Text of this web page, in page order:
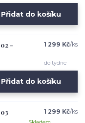
Přidat do košíku
-
1 299 Kč/ks
do týdne
Přidat do košíku
1 299 Kč/ks